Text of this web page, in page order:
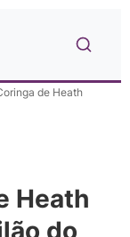
de Heath
Heath
do